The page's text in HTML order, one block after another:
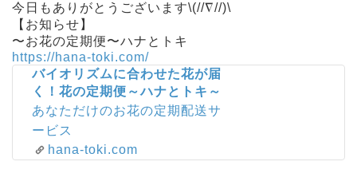
今日もありがとうございます\(//∇//)\
【お知らせ】
〜お花の定期便〜ハナとトキ
https://hana-toki.com/
バイオリズムに合わせた花が届
く！花の定期便～ハナとトキ～
あなただけのお花の定期配送サ
ービス
hana-toki.com